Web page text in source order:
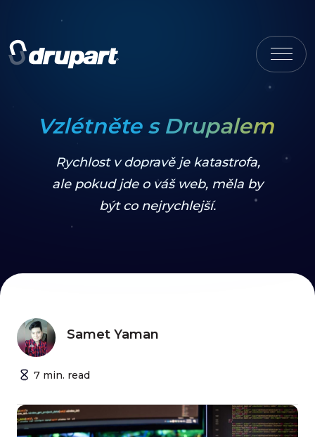
Vzlétněte s Drupalem
Rychlost v dopravě je katastrofa,
ale pokud jde o váš web, měla by
být co nejrychlejší.
Samet Yaman
7 min. read